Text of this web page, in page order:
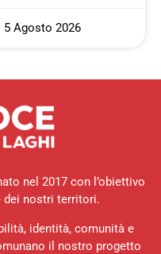
5 Agosto 2026
nel 2017 con l’obiettivo
dei nostri territori.
identità, comunità e
il nostro progetto